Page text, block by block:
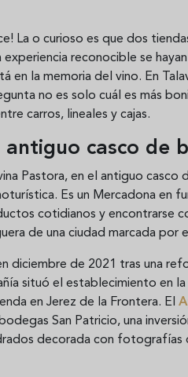
La o curioso es que dos
reconocible se
en la memoria del vino. En
no es solo cuál es más
carros, lineales y cajas.
casco de
Pastora, en el antiguo casco
Es un Mercadona en
cotidianos y encontrarse
de una ciudad marcada por
diciembre de 2021 tras una
situó el establecimiento en la
en Jerez de la Frontera. El
San Patricio, una
decorada con fotografías